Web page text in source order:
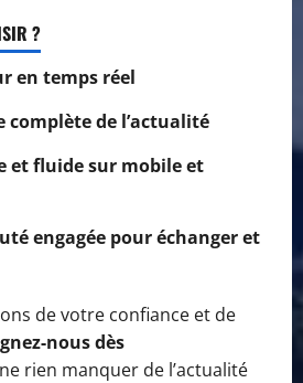
?
en temps réel
complète de l’actualité
et fluide sur mobile et
engagée pour échanger et
de votre confiance et de
nous dès
rien manquer de l’actualité